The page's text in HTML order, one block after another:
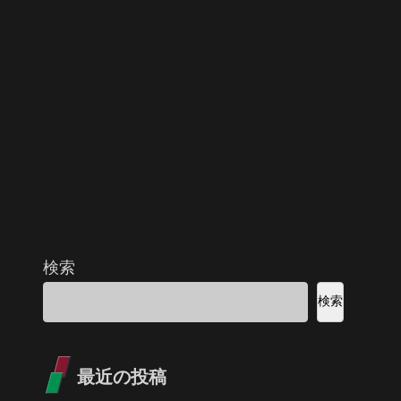
検索
検索
最近の投稿